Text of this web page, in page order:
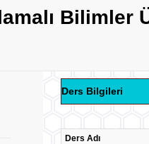
Bilimler
Ders Bilgileri
Ders Adı